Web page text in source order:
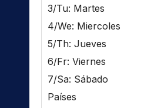
3/Tu: Martes
4/We: Miercoles
5/Th: Jueves
6/Fr: Viernes
7/Sa: Sábado
Países